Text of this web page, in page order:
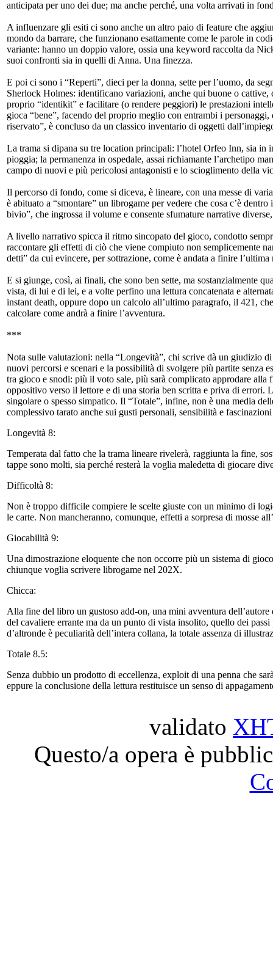
anticipata per uno dei due; ma anche perché, una volta arrivati in
A influenzare gli esiti ci sono anche un altro paio di feature che
mondo da barrare, che funzionano esattamente come le parole in
variante: hanno un doppio valore, ossia una keyword raccolta da
suoi confronti sia in quelli di Anna. Una finezza.
E poi ci sono i “Reperti”, dieci per la donna, sette per l’uomo, da
Sherlock Holmes: identificano variazioni, anche qui buone o
proprio “identikit” e facilitare (o rendere peggiori) le prestazioni
gioca “bene”, facendo del proprio meglio con entrambi i
riservato”, è concluso da un classico inventario di oggetti
La trama si dipana su tre location principali: l’hotel Orfeo Inn, sia in
pioggia; la permanenza in ospedale, assai richiamante l’archetipo
campo di nuovi e più pericolosi antagonisti e lo scioglimento della
Il percorso di fondo, come si diceva, è lineare, con una messe di
è abituato a “smontare” un librogame per vedere che cosa c’è
bivio”, che ingrossa il volume e consente sfumature narrative
A livello narrativo spicca il ritmo sincopato del gioco, condotto
raccontare gli effetti di ciò che viene compiuto non semplicemente
detti” da cui evincere, per sottrazione, come è andata a finire l’ultima
E si giunge, così, ai finali, che sono ben sette, ma sostanzialmente
vista, di lui e di lei, e a volte perfino una lettura concatenata e
instant death, oppure dopo un calcolo all’ultimo paragrafo, il 421,
calcolare come andrà a finire l’avventura.
***
Nota sulle valutazioni: nella “Longevità”, chi scrive dà un giudizio
nuovi percorsi e scenari e la possibilità di svolgere più partite senza
tra gioco e snodi: più il voto sale, più sarà complicato approdare
oppositivo verso il lettore e di una storia ben scritta e priva di errori.
singolare o spesso simpatico. Il “Totale”, infine, non è una media
complessivo tarato anche sui gusti personali, sensibilità e
Longevità 8:
Temperata dal fatto che la trama lineare rivelerà, raggiunta la fine,
tappe sono molti, sia perché resterà la voglia maledetta di giocare
Difficoltà 8:
Non è troppo difficile compiere le scelte giuste con un minimo di
le carte. Non mancheranno, comunque, effetti a sorpresa di mosse
Giocabilità 9:
Una dimostrazione eloquente che non occorre più un sistema di
chiunque voglia scrivere librogame nel 202X.
Chicca:
Alla fine del libro un gustoso add-on, una mini avventura
del cavaliere errante ma da un punto di vista insolito, quello dei
d’altronde è peculiarità dell’intera collana, la totale assenza di
Totale 8.5:
Senza dubbio un prodotto di eccellenza, exploit di una penna che
eppure la conclusione della lettura restituisce un senso di
validato
Questo/a opera è